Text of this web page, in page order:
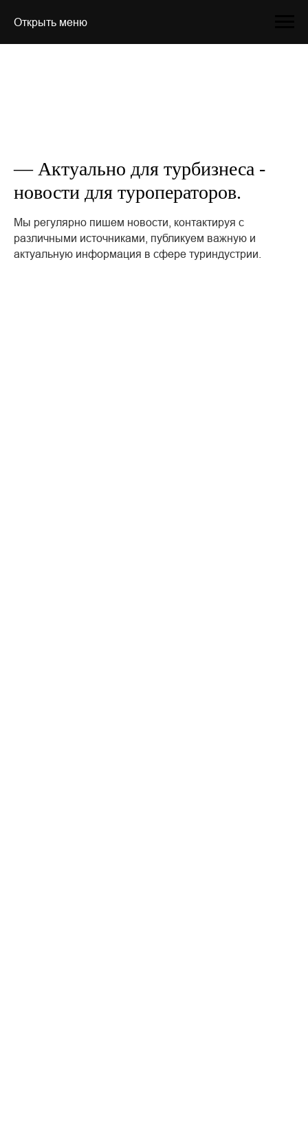
Открыть меню
— Актуально для турбизнеса -
новости для туроператоров.
Мы регулярно пишем новости, контактируя с
различными источниками, публикуем важную и
актуальную информация в сфере туриндустрии.